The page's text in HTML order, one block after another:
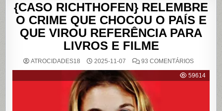
{CASO RICHTHOFEN} RELEMBRE
O CRIME QUE CHOCOU O PAÍS E
QUE VIROU REFERÊNCIA PARA
LIVROS E FILME
ATROCIDADES18 2025-11-07 93 COMENTÁRIOSEM
59614